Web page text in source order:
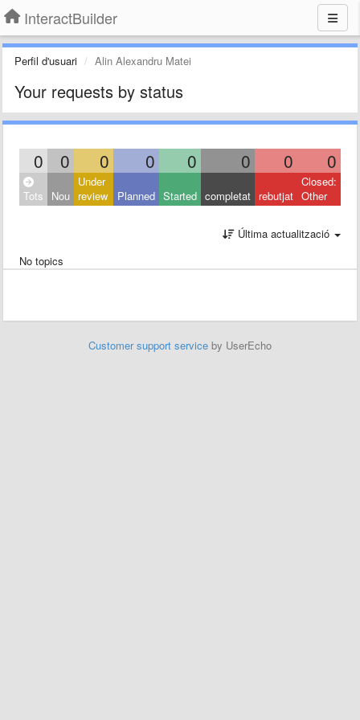
InteractBuilder
Perfil d'usuari Alin Alexandru Matei
Your requests by status
0 0 0 0 0 0 0 0
Tots Nou
Under
review
Planned Started completat rebutjat
Closed:
Other
Última actualització
No topics
Customer support service by UserEcho